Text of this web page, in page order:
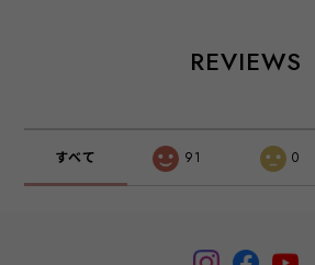
REVIEWS
すべて 91 0